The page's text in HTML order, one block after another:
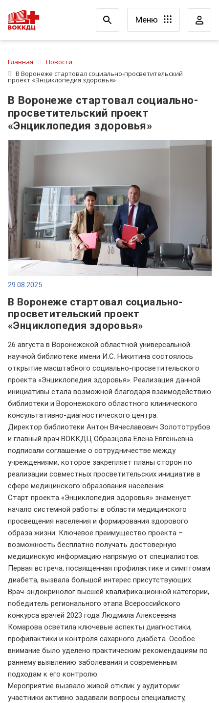
Меню
Главная
Новости
В Воронеже стартовал социально-просветительский
проект «Энциклопедия здоровья»
В Воронеже стартовал социально-
просветительский проект
«Энциклопедия здоровья»
29.08.2025
В Воронеже стартовал социально-
просветительский проект
«Энциклопедия здоровья»
26 августа в Воронежской областной универсальной
научной библиотеке имени И.С. Никитина состоялось
открытие масштабного социально-просветительского
проекта «Энциклопедия здоровья». Реализация данной
инициативы стала возможной благодаря взаимодействию
библиотеки и Воронежского областного клинического
консультативно-диагностического центра.
Директор библиотеки Антон Вячеславович Золототрубов
и главный врач ВОККДЦ Образцова Елена Евгеньевна
подписали соглашение о сотрудничестве между
учреждениями, которое закрепляет планы сторон по
реализации совместных просветительских инициатив в
сфере медицинского образования населения.
Старт проекта «Энциклопедия здоровья» знаменует
начало системной работы в области медицинского
просвещения населения и формирования здорового
образа жизни. Ключевое преимущество проекта –
возможность бесплатно получать достоверную
медицинскую информацию напрямую от специалистов.
Первая встреча, посвященная профилактике и симптомам
диабета, вызвала большой интерес присутствующих.
Врач-эндокринолог высшей квалификационной категории,
победитель регионального этапа Всероссийского
конкурса врачей 2023 года Людмила Алексеевна
Комарова осветила ключевые аспекты диагностики,
профилактики и контроля сахарного диабета. Особое
внимание было уделено практическим рекомендациям по
раннему выявлению заболевания и современным
подходам к его контролю.
Мероприятие вызвало живой отклик у аудитории:
участники активно задавали вопросы специалисту,